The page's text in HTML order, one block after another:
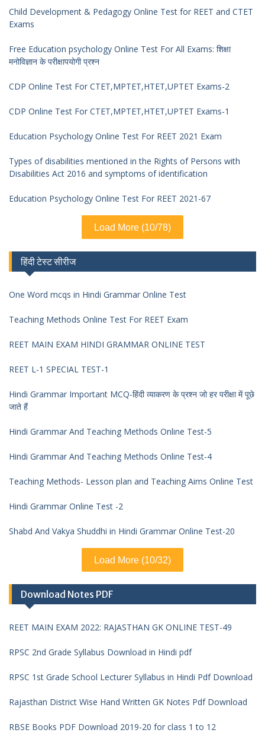
Child Development & Pedagogy Online Test for REET and CTET
Exams
Free Education psychology Online Test For All Exams: शिक्षा
मनोविज्ञान के परीक्षापयोगी प्रश्न
CDP Online Test For CTET,MPTET,HTET,UPTET Exams-2
CDP Online Test For CTET,MPTET,HTET,UPTET Exams-1
Education Psychology Online Test For REET 2021 Exam
Types of disabilities mentioned in the Rights of Persons with
Disabilities Act 2016 and symptoms of identification
Education Psychology Online Test For REET 2021-67
Load More (10/78)
हिंदी टेस्ट सीरीज
One Word mcqs in Hindi Grammar Online Test
Teaching Methods Online Test For REET Exam
REET MAIN EXAM HINDI GRAMMAR ONLINE TEST
REET L-1 SPECIAL TEST-1
Hindi Grammar Important MCQ-हिंदी व्याकरण के प्रश्न जो हर परीक्षा में पूछे
जाते हैं
Hindi Grammar And Teaching Methods Online Test-5
Hindi Grammar And Teaching Methods Online Test-4
Teaching Methods- Lesson plan and Teaching Aims Online Test
Hindi Grammar Online Test -2
Shabd And Vakya Shuddhi in Hindi Grammar Online Test-20
Load More (10/32)
Download Notes PDF
REET MAIN EXAM 2022: RAJASTHAN GK ONLINE TEST-49
RPSC 2nd Grade Syllabus Download in Hindi pdf
RPSC 1st Grade School Lecturer Syllabus in Hindi Pdf Download
Rajasthan District Wise Hand Written GK Notes Pdf Download
RBSE Books PDF Download 2019-20 for class 1 to 12